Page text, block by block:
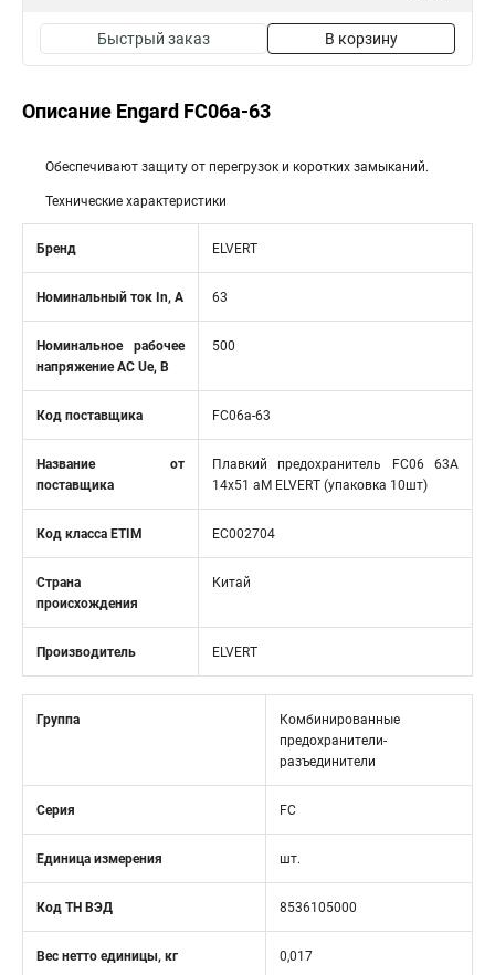
Быстрый заказ В корзину
Описание Engard FC06a-63
Обеспечивают защиту от перегрузок и коротких замыканий.
Технические характеристики
Бренд ELVERT
Номинальный ток In, А 63
Номинальное рабочее
напряжение AC Ue, В
500
Код поставщика FC06a-63
Название от
поставщика
Плавкий предохранитель FС06 63A
14x51 aM ELVERT (упаковка 10шт)
Код класса ETIM EC002704
Страна
происхождения
Китай
Производитель ELVERT
Группа
Комбинированные
предохранители-
разъединители
Серия FC
Единица измерения шт.
Код ТН ВЭД 8536105000
Вес нетто единицы, кг 0,017